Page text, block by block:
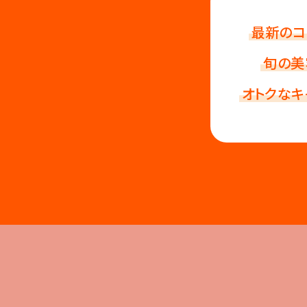
最新の
旬の
オトクな